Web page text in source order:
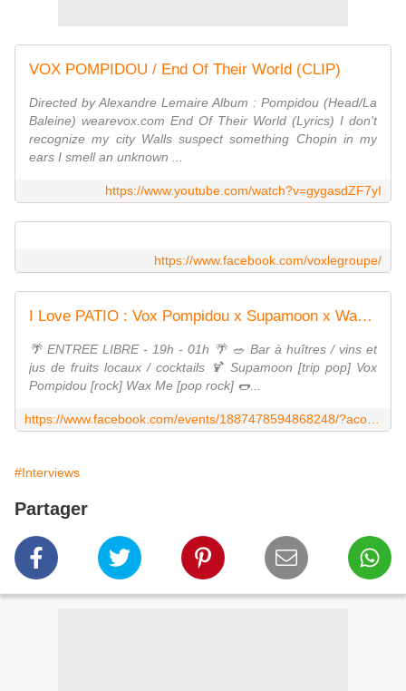
VOX POMPIDOU / End Of Their World (CLIP)
Directed by Alexandre Lemaire Album : Pompidou (Head/La
Baleine) wearevox.com End Of Their World (Lyrics) I don't
recognize my city Walls suspect something Chopin in my
ears I smell an unknown ...
https://www.youtube.com/watch?v=gygasdZF7yI
https://www.facebook.com/voxlegroupe/
I Love PATIO : Vox Pompidou x Supamoon x Wax Me
🌴 ENTREE LIBRE - 19h - 01h 🌴 🥗 Bar à huîtres / vins et
jus de fruits locaux / cocktails 🍹 Supamoon [trip pop] Vox
Pompidou [rock] Wax Me [pop rock] 🌭...
#Interviews
Partager